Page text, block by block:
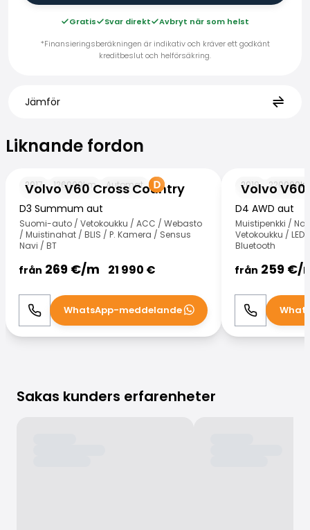
Gratis Svar direkt
Avbryt när som helst
*Finansieringsberäkningen är indikativ och kräver ett godkänt
kreditbeslut och helförsäkring.
Jämför
Liknande fordon
Volvo V60 Cross Country
2017 126000km Automat
D3 Summum aut
Suomi-auto / Vetokoukku / ACC / Webasto
/ Muistinahat / BLIS / P. Kamera / Sensus
Navi / BT
från 269 €/m 21 990 €
Ring WhatsApp
WhatsApp-meddelande
Volvo
2019 220000
D4 AWD aut
Muistipenkki /
Vetokoukku /
Bluetooth
från 259 €/
Ring
Sakas kunders erfarenheter